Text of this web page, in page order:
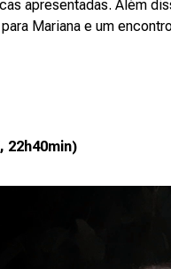
apresentadas. Além
Mariana e um
22h40min)